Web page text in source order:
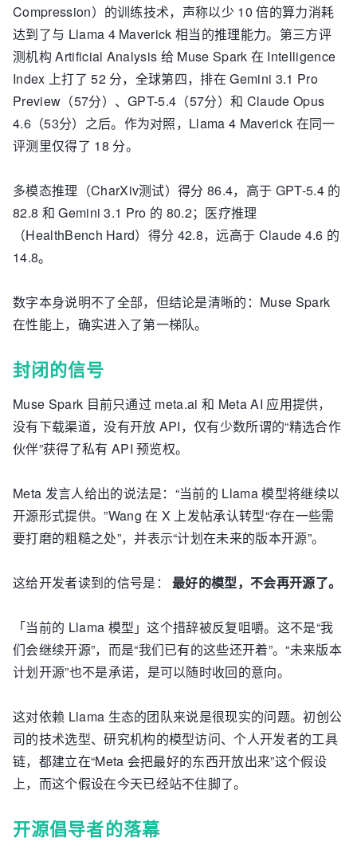
Compression）的训练技术，声称以少 10 倍的算力消耗
达到了与 Llama 4 Maverick 相当的推理能力。第三方评
测机构 Artificial Analysis 给 Muse Spark 在 Intelligence
Index 上打了 52 分，全球第四，排在 Gemini 3.1 Pro
Preview（57分）、GPT-5.4（57分）和 Claude Opus
4.6（53分）之后。作为对照，Llama 4 Maverick 在同一
评测里仅得了 18 分。
多模态推理（CharXiv测试）得分 86.4，高于 GPT-5.4 的
82.8 和 Gemini 3.1 Pro 的 80.2；医疗推理
（HealthBench Hard）得分 42.8，远高于 Claude 4.6 的
14.8。
数字本身说明不了全部，但结论是清晰的：Muse Spark
在性能上，确实进入了第一梯队。
封闭的信号
Muse Spark 目前只通过 meta.ai 和 Meta AI 应用提供，
没有下载渠道，没有开放 API，仅有少数所谓的“精选合作
伙伴”获得了私有 API 预览权。
Meta 发言人给出的说法是：“当前的 Llama 模型将继续以
开源形式提供。”Wang 在 X 上发帖承认转型“存在一些需
要打磨的粗糙之处”，并表示“计划在未来的版本开源”。
这给开发者读到的信号是：最好的模型，不会再开源了。
「当前的 Llama 模型」这个措辞被反复咀嚼。这不是“我
们会继续开源”，而是“我们已有的这些还开着”。“未来版本
计划开源”也不是承诺，是可以随时收回的意向。
这对依赖 Llama 生态的团队来说是很现实的问题。初创公
司的技术选型、研究机构的模型访问、个人开发者的工具
链，都建立在“Meta 会把最好的东西开放出来”这个假设
上，而这个假设在今天已经站不住脚了。
开源倡导者的落幕